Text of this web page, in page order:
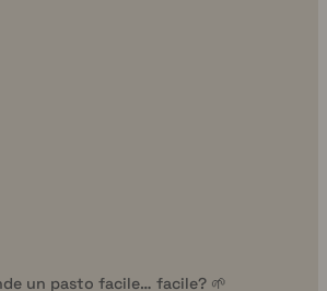
un pasto facile… facile? 🌱